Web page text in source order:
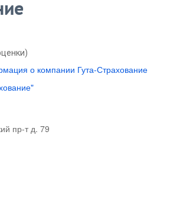
о компании Гута-Страхование
пр-т д. 79